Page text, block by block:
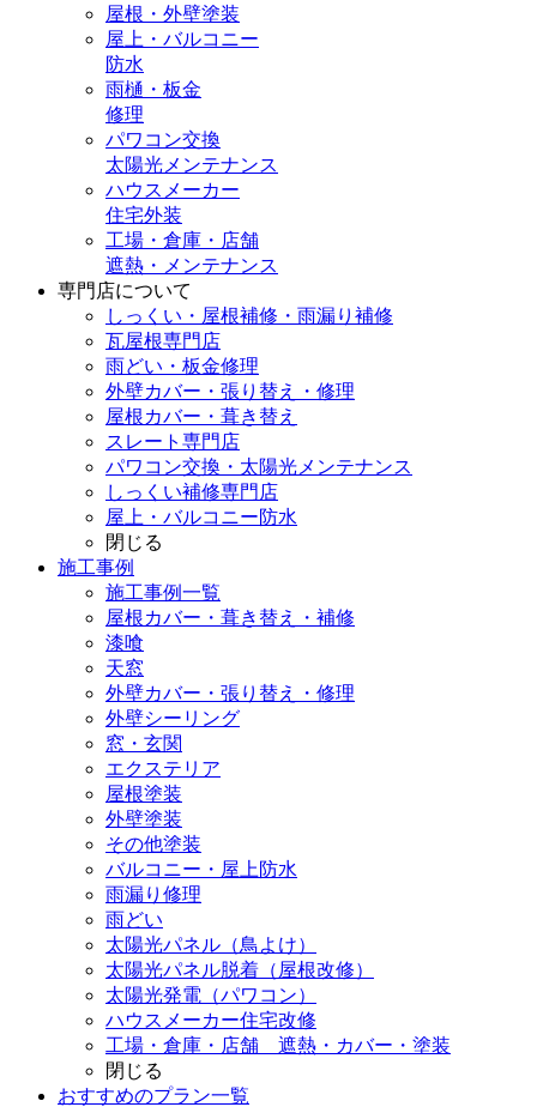
屋根・外壁塗装
屋上・バルコニー
防水
雨樋・板金
修理
パワコン交換
太陽光メンテナンス
ハウスメーカー
住宅外装
工場・倉庫・店舗
遮熱・メンテナンス
専門店について
しっくい・屋根補修・雨漏り補修
瓦屋根専門店
雨どい・板金修理
外壁カバー・張り替え・修理
屋根カバー・葺き替え
スレート専門店
パワコン交換・太陽光メンテナンス
しっくい補修専門店
屋上・バルコニー防水
閉じる
施工事例
施工事例一覧
屋根カバー・葺き替え・補修
漆喰
天窓
外壁カバー・張り替え・修理
外壁シーリング
窓・玄関
エクステリア
屋根塗装
外壁塗装
その他塗装
バルコニー・屋上防水
雨漏り修理
雨どい
太陽光パネル（鳥よけ）
太陽光パネル脱着（屋根改修）
太陽光発電（パワコン）
ハウスメーカー住宅改修
工場・倉庫・店舗 遮熱・カバー・塗装
閉じる
おすすめのプラン一覧